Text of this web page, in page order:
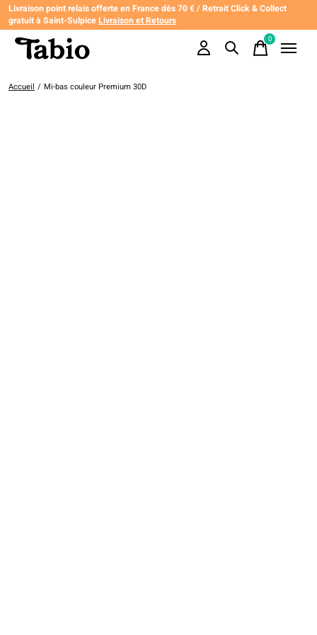
Livraison point relais offerte en France dès 70 € / Retrait Click & Collect
gratuit à Saint-SulpiceLivraison et Retours
0items
Accueil / Mi-bas couleur Premium 30D